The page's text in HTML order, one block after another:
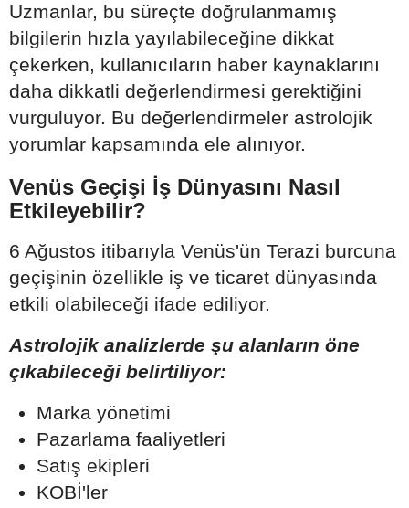
Uzmanlar, bu süreçte doğrulanmamış
bilgilerin hızla yayılabileceğine dikkat
çekerken, kullanıcıların haber kaynaklarını
daha dikkatli değerlendirmesi gerektiğini
vurguluyor. Bu değerlendirmeler astrolojik
yorumlar kapsamında ele alınıyor.
Venüs Geçişi İş Dünyasını Nasıl
Etkileyebilir?
6 Ağustos itibarıyla Venüs'ün Terazi burcuna
geçişinin özellikle iş ve ticaret dünyasında
etkili olabileceği ifade ediliyor.
Astrolojik analizlerde şu alanların öne
çıkabileceği belirtiliyor:
Marka yönetimi
Pazarlama faaliyetleri
Satış ekipleri
KOBİ'ler